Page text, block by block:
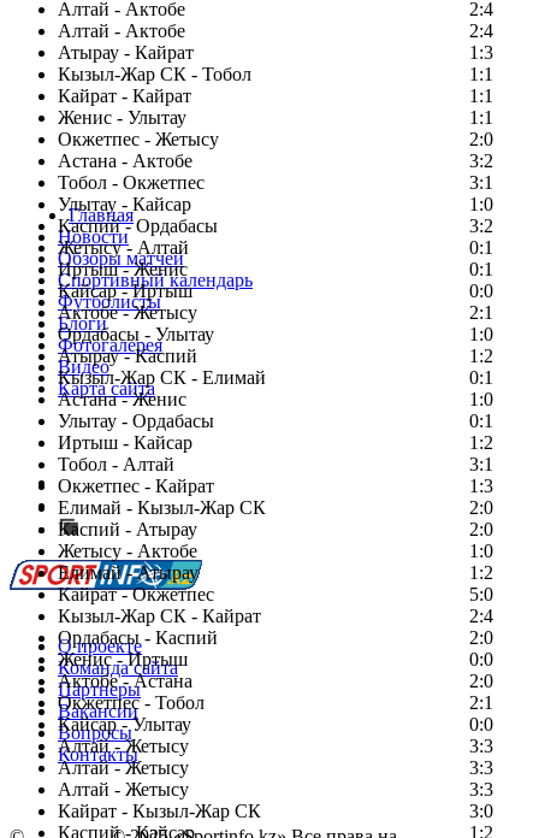
Алтай - Актобе
2:4
Алтай - Актобе
2:4
Атырау - Кайрат
1:3
Кызыл-Жар СК - Тобол
1:1
Кайрат - Кайрат
1:1
Женис - Улытау
1:1
Окжетпес - Жетысу
2:0
Астана - Актобе
3:2
Тобол - Окжетпес
3:1
Улытау - Кайсар
1:0
Каспий - Ордабасы
3:2
Жетысу - Алтай
0:1
Иртыш - Женис
0:1
Кайсар - Иртыш
0:0
Актобе - Жетысу
2:1
Ордабасы - Улытау
1:0
Атырау - Каспий
1:2
Кызыл-Жар СК - Елимай
0:1
Астана - Женис
1:0
Улытау - Ордабасы
0:1
Иртыш - Кайсар
1:2
Тобол - Алтай
3:1
Окжетпес - Кайрат
1:3
Елимай - Кызыл-Жар СК
2:0
Каспий - Атырау
2:0
Жетысу - Актобе
1:0
Елимай - Атырау
1:2
Кайрат - Окжетпес
5:0
Кызыл-Жар СК - Кайрат
2:4
Ордабасы - Каспий
2:0
Женис - Иртыш
0:0
Актобе - Астана
2:0
Окжетпес - Тобол
2:1
Кайсар - Улытау
0:0
Алтай - Жетысу
3:3
Алтай - Жетысу
3:3
Алтай - Жетысу
3:3
Кайрат - Кызыл-Жар СК
3:0
Каспий - Кайсар
1:2
Главная
Новости
Обзоры матчей
Спортивный календарь
Футболисты
Блоги
Фотогалерея
Видео
Карта сайта
Есть идея?
Сообщить о мероприятии
Перейти на старый сайт
О проекте
Команда сайта
Партнеры
Вакансии
Вопросы
Контакты